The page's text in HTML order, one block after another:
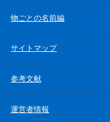
物ごとの名前編
サイトマップ
参考文献
運営者情報